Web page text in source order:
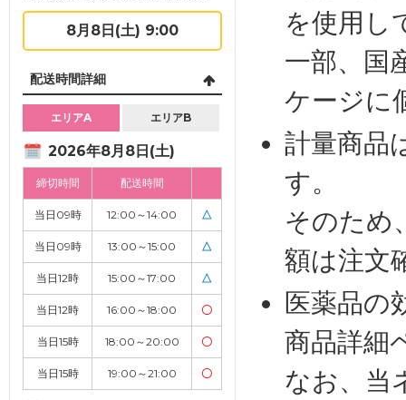
8月8日(土) 9:00
配送時間詳細
エリアA エリアB
2026年8月8日(土)
締切時間 配送時間
当日09時 12:00～14:00 △
当日09時 13:00～15:00 △
当日12時 15:00～17:00 △
当日12時 16:00～18:00 〇
当日15時 18:00～20:00 〇
当日15時 19:00～21:00 〇
を使用し
一部、国
ケージに
計量商品
す。
そのため
額は注文
医薬品の
商品詳細
なお、当